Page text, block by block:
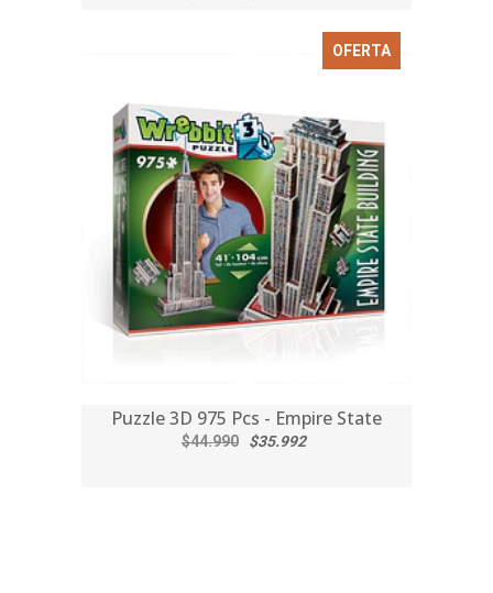
OFERTA
Puzzle 3D 975 Pcs - Empire State
$44.990 $35.992